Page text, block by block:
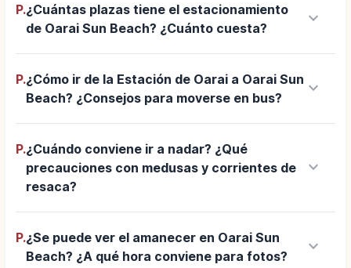
P.¿Cuántas plazas tiene el estacionamiento
de Oarai Sun Beach? ¿Cuánto cuesta?
keyboard_arrow_down
P.¿Cómo ir de la Estación de Oarai a Oarai Sun
Beach? ¿Consejos para moverse en bus?
keyboard_arrow_down
P.¿Cuándo conviene ir a nadar? ¿Qué
precauciones con medusas y corrientes de
resaca?
keyboard_arrow_down
P.¿Se puede ver el amanecer en Oarai Sun
Beach? ¿A qué hora conviene para fotos?
keyboard_arrow_down